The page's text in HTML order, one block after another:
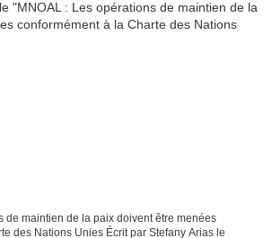
de maintien de la paix doivent être menées
des Nations Unies Écrit par Stefany Arias le